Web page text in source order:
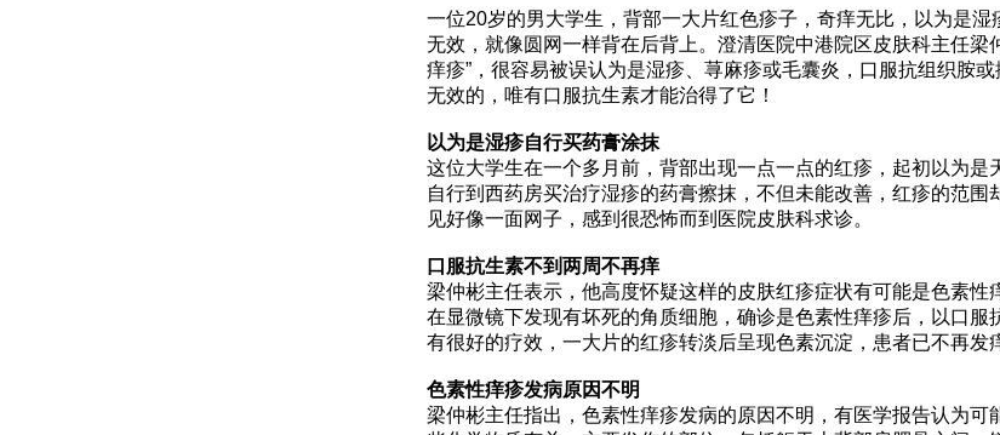
一位20岁的男大学生，背部一大片红色疹子，奇痒无比，以为是湿
无效，就像圆网一样背在后背上。澄清医院中港院区皮肤科主任梁
痒疹”，很容易被误认为是湿疹、荨麻疹或毛囊炎，口服抗组织胺
无效的，唯有口服抗生素才能治得了它！
以为是湿疹自行买药膏涂抹
这位大学生在一个多月前，背部出现一点一点的红疹，起初以为是
自行到西药房买治疗湿疹的药膏擦抹，不但未能改善，红疹的范围
见好像一面网子，感到很恐怖而到医院皮肤科求诊。
口服抗生素不到两周不再痒
梁仲彬主任表示，他高度怀疑这样的皮肤红疹症状有可能是色素性
在显微镜下发现有坏死的角质细胞，确诊是色素性痒疹后，以口服
有很好的疗效，一大片的红疹转淡后呈现色素沉淀，患者已不再发
色素性痒疹发病原因不明
梁仲彬主任指出，色素性痒疹发病的原因不明，有医学报告认为可